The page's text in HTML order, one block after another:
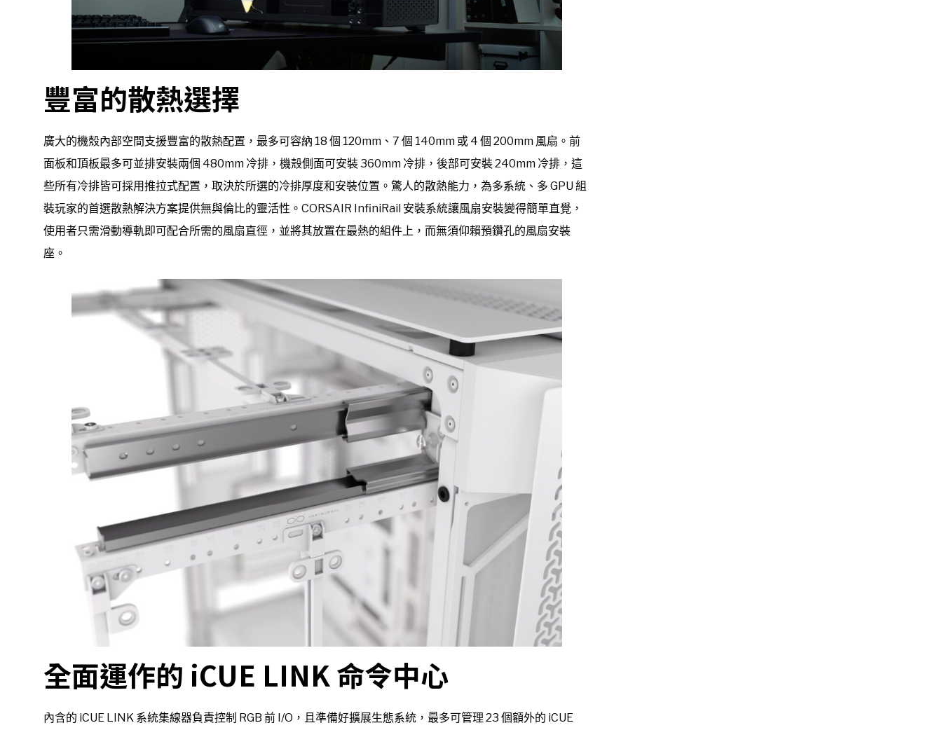
豐富的散熱選擇
廣大的機殼內部空間支援豐富的散熱配置，最多可容納 18 個 120mm、7 個 140mm 或 4 個 200mm 風扇。前
面板和頂板最多可並排安裝兩個 480mm 冷排，機殼側面可安裝 360mm 冷排，後部可安裝 240mm 冷排，這
些所有冷排皆可採用推拉式配置，取決於所選的冷排厚度和安裝位置。驚人的散熱能力，為多系統、多 GPU 組
裝玩家的首選散熱解決方案提供無與倫比的靈活性。CORSAIR InfiniRail 安裝系統讓風扇安裝變得簡單直覺，
使用者只需滑動導軌即可配合所需的風扇直徑，並將其放置在最熱的組件上，而無須仰賴預鑽孔的風扇安裝
座。
全面運作的 iCUE LINK 命令中心
內含的 iCUE LINK 系統集線器負責控制 RGB 前 I/O，且準備好擴展生態系統，最多可管理 23 個額外的 iCUE